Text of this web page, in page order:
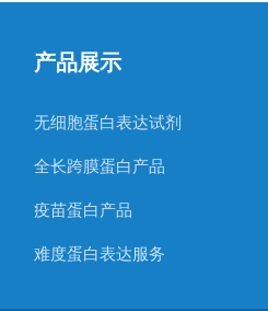
产品展示
无细胞蛋白表达试剂
全长跨膜蛋白产品
疫苗蛋白产品
难度蛋白表达服务